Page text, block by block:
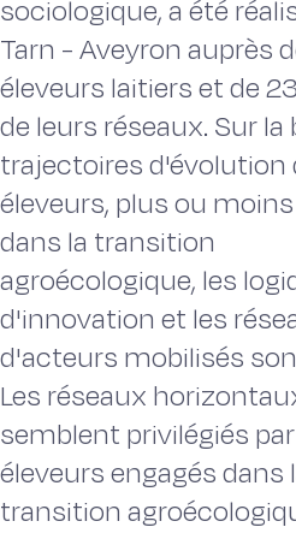
sociologique, a été
Tarn - Aveyron auprès
éleveurs laitiers et de
de leurs réseaux. Sur la
trajectoires d'évolution
éleveurs, plus ou
dans la transition
agroécologique, les
d'innovation et les
d'acteurs mobilisés
Les réseaux
semblent privilégiés
éleveurs engagés dans
transition